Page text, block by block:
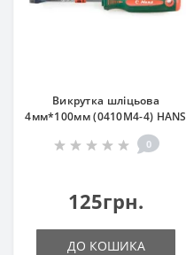
Викрутка шліцьова
4мм*100мм (0410M4-4) HANS
0
125грн.
ДО КОШИКА